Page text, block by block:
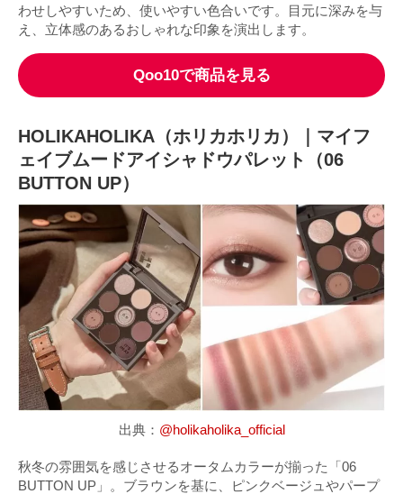
わせしやすいため、使いやすい色合いです。目元に深みを与
え、立体感のあるおしゃれな印象を演出します。
Qoo10で商品を見る
HOLIKAHOLIKA（ホリカホリカ）｜マイフ
ェイブムードアイシャドウパレット（06
BUTTON UP）
出典： @holikaholika_official
秋冬の雰囲気を感じさせるオータムカラーが揃った「06
BUTTON UP」。ブラウンを基に、ピンクベージュやパープ